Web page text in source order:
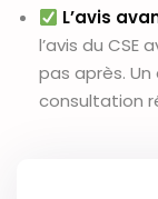
L’avis
l’avis du
pas après.
consultation